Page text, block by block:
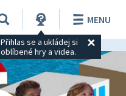
Přihlas se a ukládej si
oblíbené hry a videa.
MENU